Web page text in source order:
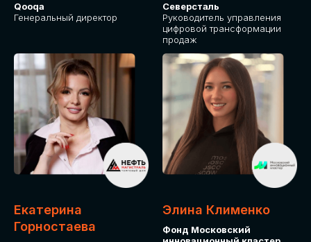
Qooqa
Генеральный директор
Северсталь
Руководитель управления
цифровой трансформации
продаж
Екатерина
Горностаева
Элина Клименко
Фонд Московский
Приглашаем стать партнером GLOBAL
TECH FORUM и презентовать ваши
решения целевой аудитории. Будем
СТАНЬТЕ
ЭКСПОНЕНТОМ
IT Solutions for Business